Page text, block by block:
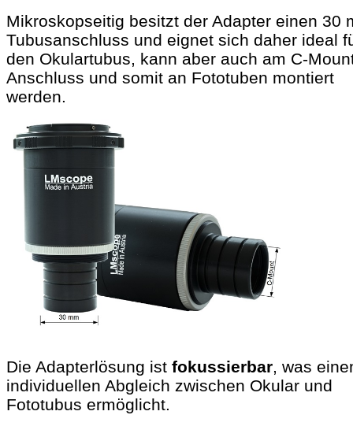
Mikroskopseitig besitzt der Adapter einen 30
Tubusanschluss und eignet sich daher ideal
den Okulartubus, kann aber auch am C-
Anschluss und somit an Fototuben montiert
werden.
Die Adapterlösung ist fokussierbar, was
individuellen Abgleich zwischen Okular und
Fototubus ermöglicht.